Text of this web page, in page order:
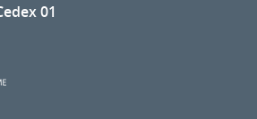
01